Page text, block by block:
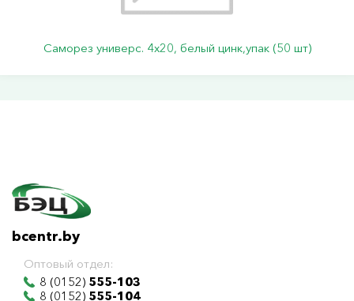
Саморез универс. 4х20, белый цинк,упак (50 шт)
bcentr.by
Оптовый отдел:
8 (0152) 555-103
8 (0152) 555-104